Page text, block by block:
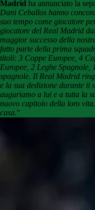
Madrid ha annunciato la
Dani Ceballos hanno
suo tempo come giocatore
giocatore del Real Madrid
maggior successo della
fatto parte della prima
titoli: 3 Coppe Europee, 4
Europee, 2 Leghe Spagnole,
spagnole. Il Real Madrid
e la sua dedizione durante il
auguriamo a lui e a tutta la
nuovo capitolo della loro
casa."